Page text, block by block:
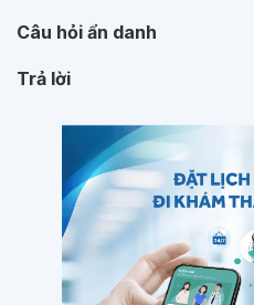
Câu hỏi ẩn danh
Trả lời